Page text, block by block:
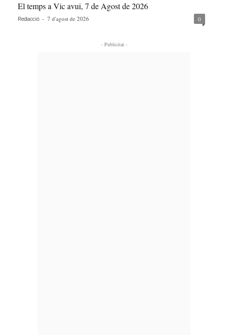
El temps a Vic avui, 7 de Agost de 2026
Redacció - 7 d'agost de 2026 0
- Publicitat -